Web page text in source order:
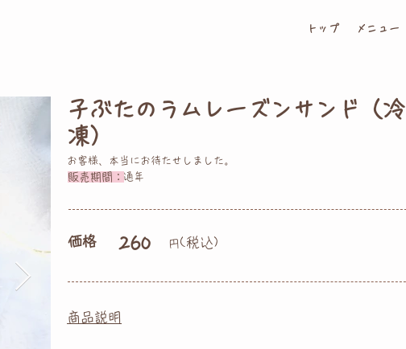
トップ メニュー
子ぶたのラムレーズンサンド（冷
凍）
お客様、 本当にお待たせしました。
販売期間： 通年
価格 260 円(税込)
商品説明